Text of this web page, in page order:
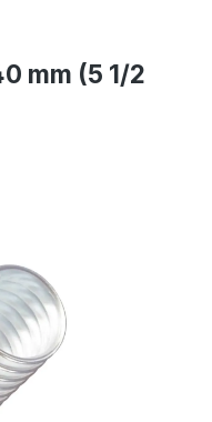
mm (5 1/2